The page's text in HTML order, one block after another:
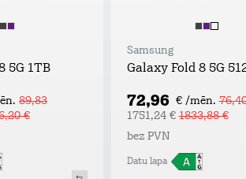
5G 1TB
89,83
€
Samsung
Galaxy Fold 8 5G
72,96 € /mēn.
1751,24 €1833,88 €
bez PVN
Datu lapa